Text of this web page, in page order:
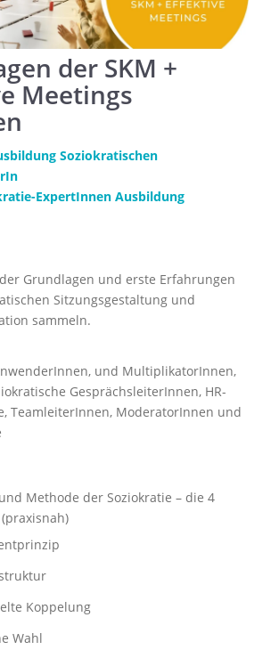
der SKM +
Meetings
Soziokratischen
ExpertInnen Ausbildung
Grundlagen und erste Erfahrungen
Sitzungsgestaltung und
sammeln.
und MultiplikatorInnen,
GesprächsleiterInnen, HR-
TeamleiterInnen, ModeratorInnen und
Methode der Soziokratie – die 4
Koppelung
Wahl